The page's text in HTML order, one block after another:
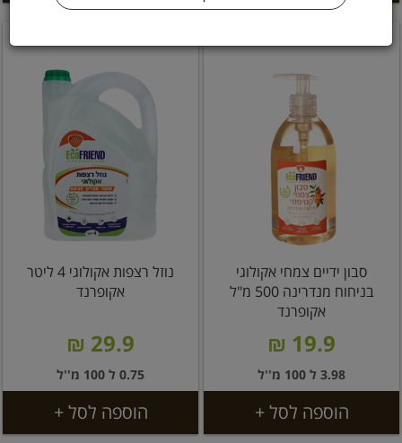
סבון ידיים צמחי אקולוגי
בניחוח מנדרינה 500 מ"ל
אקופרנד
19.9 ₪
3.98 ל 100 מ''ל
הוספה לסל +
נוזל רצפות אקולוגי 4 ליטר
אקופרנד
29.9 ₪
0.75 ל 100 מ''ל
הוספה לסל +